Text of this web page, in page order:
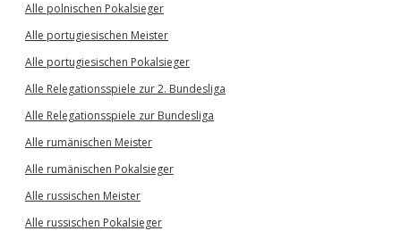
Alle polnischen Pokalsieger
Alle portugiesischen Meister
Alle portugiesischen Pokalsieger
Alle Relegationsspiele zur 2. Bundesliga
Alle Relegationsspiele zur Bundesliga
Alle rumänischen Meister
Alle rumänischen Pokalsieger
Alle russischen Meister
Alle russischen Pokalsieger